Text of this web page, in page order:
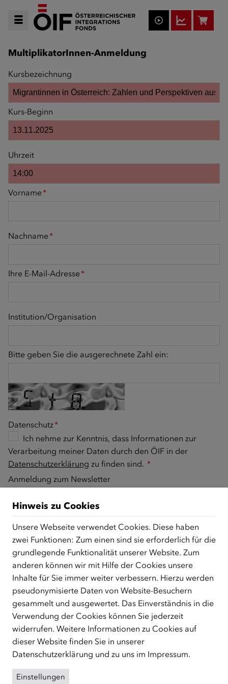
MultiplikatorInnen-Anmeldung
Kursbezeichnung
Kurs-Beginn
Uhrzeit
Vorname*
Nachname*
Ihre E-Mail-Adresse*
Institution/Organisation
Bitte geben Sie die ausgerechnete Zahl ein:
Datenschutz*
Ich nehme zur Kenntnis, dass Informationen zur
Verarbeitung meiner Daten durch den ÖIF in der
Datenschutzerklärung zu finden sind. *
Anmeldung zum Newsletter
aktuelle Themen, Veranstaltungen und wichtige Termine
Zusendung des Newsletters kann ich jederzeit
widerrufen. Näheres dazu finde ich in der
Datenschutzerklärung.
ÜBER UNS
Republik Österreich, der Flüchtlinge, subsidiär
Hinweis zu Cookies
Unsere Webseite verwendet Cookies. Diese haben
zwei Funktionen: Zum einen sind sie erforderlich für die
grundlegende Funktionalität unserer Website. Zum
anderen können wir mit Hilfe der Cookies unsere
Inhalte für Sie immer weiter verbessern. Hierzu werden
pseudonymisierte Daten von Website-Besuchern
gesammelt und ausgewertet. Das Einverständnis in die
Verwendung der Cookies können Sie jederzeit
widerrufen. Weitere Informationen zu Cookies auf
dieser Website finden Sie in unserer
Datenschutzerklärung und zu uns im Impressum.
Einstellungen